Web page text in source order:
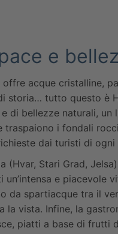
e
offre acque cristalline,
storia… tutto questo è
e di bellezze naturali,
traspaiono i fondali
dai turisti di
(Hvar, Stari Grad,
e piacevole
da spartiacque tra il
la vista. Infine, la
piatti a base di frutti